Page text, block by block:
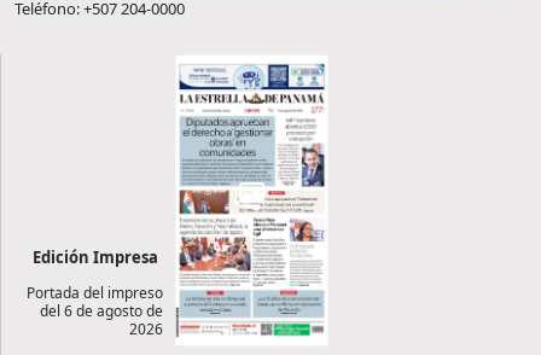
Teléfono: +507 204-0000
Edición Impresa
Portada del impreso
del 6 de agosto de
2026